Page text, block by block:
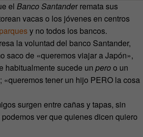
el Banco Santander remata sus
vacas o los jóvenes en centros
y no todos los bancos.
la voluntad del banco Santander,
saco de «queremos viajar a Japón»,
habitualmente sucede un peroo un
tener un hijo PERO la cosa
surgen entre cañas y tapas, sin
ver que quienes dicen quiero